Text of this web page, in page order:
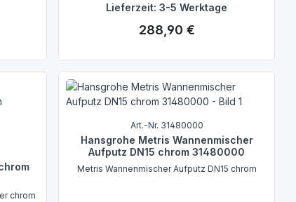
Lieferzeit: 3-5 Werktage
Regulärer Preis:
288,90 €
chrom
Art.-Nr. 31480000
Hansgrohe Metris Wannenmischer
Aufputz DN15 chrom 31480000
Metris Wannenmischer Aufputz DN15 chrom